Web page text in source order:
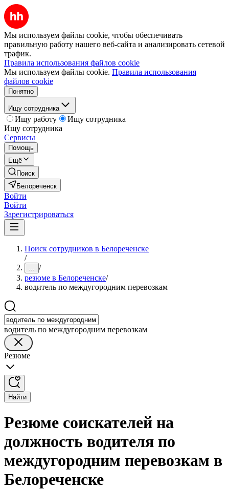
Мы используем файлы cookie, чтобы обеспечивать
правильную работу нашего веб-сайта и анализировать сетевой
трафик.
Правила использования файлов cookie
Мы используем файлы cookie. Правила использования
файлов cookie
Понятно
Ищу сотрудника
Ищу работу
Ищу сотрудника
Ищу сотрудника
Сервисы
Помощь
Ещё
Поиск
Белореченск
Войти
Войти
Зарегистрироваться
Поиск сотрудников в Белореченске
/
... /
резюме в Белореченске/
водитель по междугородним перевозкам
водитель по междугородним перевозкам
Резюме
Найти
Резюме соискателей на
должность водителя по
междугородним перевозкам в
Белореченске